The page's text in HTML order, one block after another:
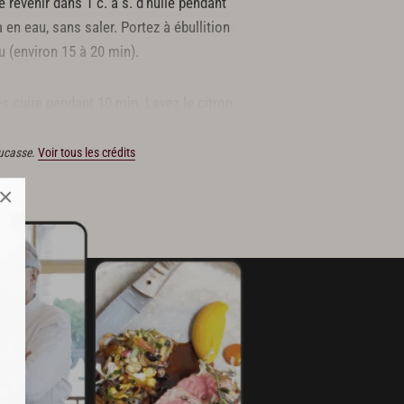
×
eau, sans saler. Portez à ébullition
(environ 15 à 20 min).
Voir tous les crédits